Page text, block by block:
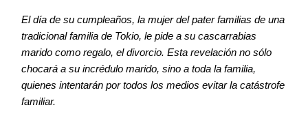
El día de su cumpleaños, la mujer del pater familias de una
tradicional familia de Tokio, le pide a su cascarrabias
marido como regalo, el divorcio. Esta revelación no sólo
chocará a su incrédulo marido, sino a toda la familia,
quienes intentarán por todos los medios evitar la catástrofe
familiar.